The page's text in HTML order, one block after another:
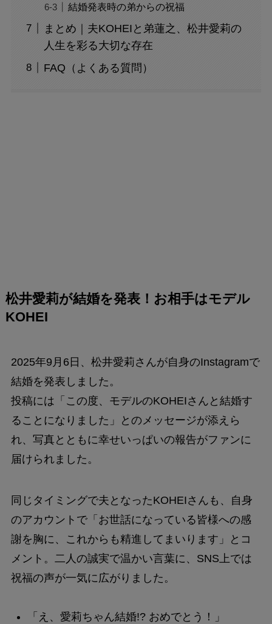
結婚発表時の弟からの祝福
まとめ｜夫KOHEIと弟蓮之、松井愛莉の
人生を彩る大切な存在
FAQ（よくある質問）
松井愛莉が結婚を発表！お相手はモデル
KOHEI
2025年9月6日、松井愛莉さんが自身のInstagramで
結婚を発表しました。
投稿には「この度、モデルのKOHEIさんと結婚す
ることになりました」とのメッセージが添えら
れ、写真とともに幸せいっぱいの報告がファンに
届けられました。
同じタイミングで夫となったKOHEIさんも、自身
のアカウントで「お世話になっている皆様への感
謝を胸に、これからも精進してまいります」とコ
メント。二人の誠実で温かい言葉に、SNS上では
祝福の声が一気に広がりました。
「え、愛莉ちゃん結婚!? おめでとう！」